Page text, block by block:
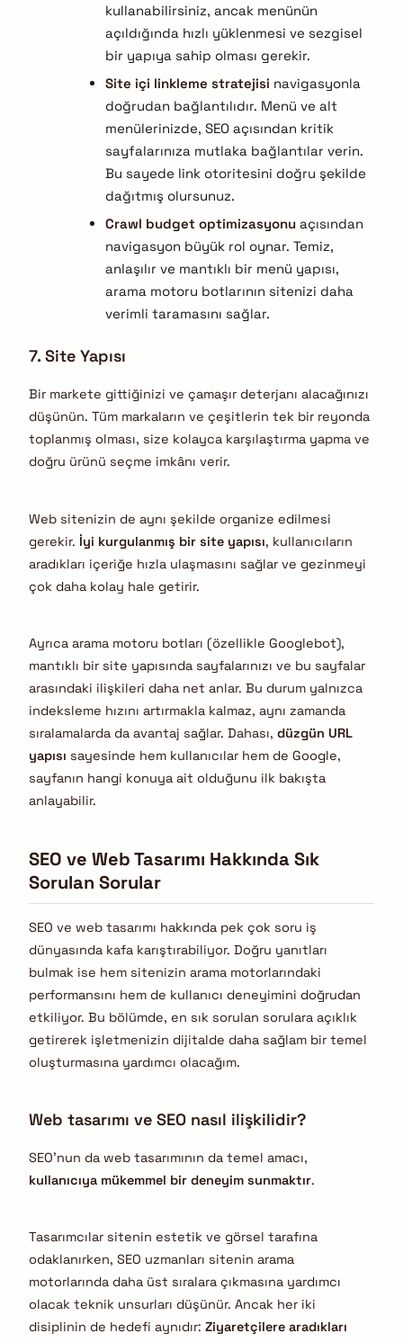
kullanabilirsiniz, ancak menünün
açıldığında hızlı yüklenmesi ve sezgisel
bir yapıya sahip olması gerekir.
Site içi linkleme stratejisi navigasyonla
doğrudan bağlantılıdır. Menü ve alt
menülerinizde, SEO açısından kritik
sayfalarınıza mutlaka bağlantılar verin.
Bu sayede link otoritesini doğru şekilde
dağıtmış olursunuz.
Crawl budget optimizasyonuaçısından
navigasyon büyük rol oynar. Temiz,
anlaşılır ve mantıklı bir menü yapısı,
arama motoru botlarının sitenizi daha
verimli taramasını sağlar.
7. Site Yapısı
Bir markete gittiğinizi ve çamaşır deterjanı alacağınızı
düşünün. Tüm markaların ve çeşitlerin tek bir reyonda
toplanmış olması, size kolayca karşılaştırma yapma ve
doğru ürünü seçme imkânı verir.
Web sitenizin de aynı şekilde organize edilmesi
gerekir. İyi kurgulanmış bir site yapısı, kullanıcıların
aradıkları içeriğe hızla ulaşmasını sağlar ve gezinmeyi
çok daha kolay hale getirir.
Ayrıca arama motoru botları (özellikle Googlebot),
mantıklı bir site yapısında sayfalarınızı ve bu sayfalar
arasındaki ilişkileri daha net anlar. Bu durum yalnızca
indeksleme hızını artırmakla kalmaz, aynı zamanda
sıralamalarda da avantaj sağlar. Dahası, düzgün URL
yapısı sayesinde hem kullanıcılar hem de Google,
sayfanın hangi konuya ait olduğunu ilk bakışta
anlayabilir.
SEO ve Web Tasarımı Hakkında Sık
Sorulan Sorular
SEO ve web tasarımı hakkında pek çok soru iş
dünyasında kafa karıştırabiliyor. Doğru yanıtları
bulmak ise hem sitenizin arama motorlarındaki
performansını hem de kullanıcı deneyimini doğrudan
etkiliyor. Bu bölümde, en sık sorulan sorulara açıklık
getirerek işletmenizin dijitalde daha sağlam bir temel
oluşturmasına yardımcı olacağım.
Web tasarımı ve SEO nasıl ilişkilidir?
SEO’nun da web tasarımının da temel amacı,
kullanıcıya mükemmel bir deneyim sunmaktır.
Tasarımcılar sitenin estetik ve görsel tarafına
odaklanırken, SEO uzmanları sitenin arama
motorlarında daha üst sıralara çıkmasına yardımcı
olacak teknik unsurları düşünür. Ancak her iki
disiplinin de hedefi aynıdır: Ziyaretçilere aradıkları